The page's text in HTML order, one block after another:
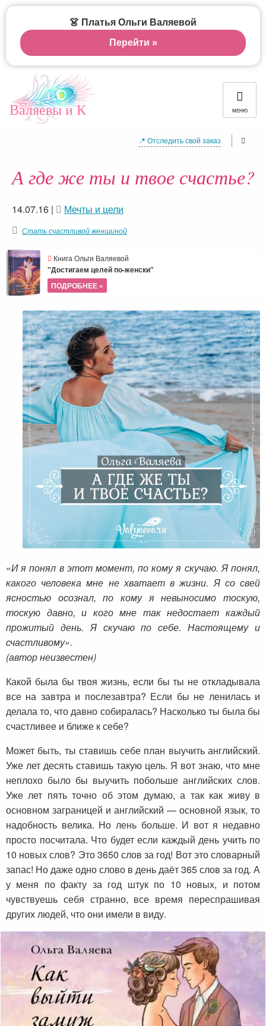
Валяевы и К МЕНЮ
📍 Отследить свой заказ
А где же ты и твое счастье?
14.07.16 | Мечты и цели
Стать счастливой женщиной
Книга Ольги Валяевой
"Достигаем целей по-женски"
ПОДРОБНЕЕ »
«И я понял в этот момент, по кому я скучаю.Я понял,
какого человека мне не хватает в жизни.Я со свей
ясностью осознал, по кому я невыносимо тоскую,
тоскую давно,и кого мне так недостает каждый
прожитый день.Я скучаю по себе. Настоящему и
счастливому».
(автор неизвестен)
Какой была бы твоя жизнь, если бы ты не откладывала
все на завтра и послезавтра? Если бы не ленилась и
делала то, что давно собиралась? Насколько ты была бы
счастливее и ближе к себе?
Может быть, ты ставишь себе план выучить английский.
Уже лет десять ставишь такую цель. Я вот знаю, что мне
неплохо было бы выучить побольше английских слов.
Уже лет пять точно об этом думаю, а так как живу в
основном заграницей и английский — основной язык, то
надобность велика. Но лень больше. И вот я недавно
просто посчитала. Что будет если каждый день учить по
10 новых слов? Это 3650 слов за год! Вот это словарный
запас! Но даже одно слово в день даёт 365 слов за год. А
у меня по факту за год штук по 10 новых, и потом
чувствуешь себя странно, все время переспрашивая
других людей, что они имели в виду.
👗 Платья Ольги Валяевой
Перейти »